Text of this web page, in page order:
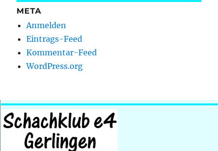
META
Anmelden
Eintrags-Feed
Kommentar-Feed
WordPress.org